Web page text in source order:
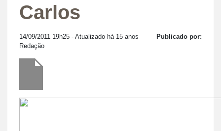
Carlos
14/09/2011 19h25 - Atualizado há 15 anos
Publicado por:
Redação